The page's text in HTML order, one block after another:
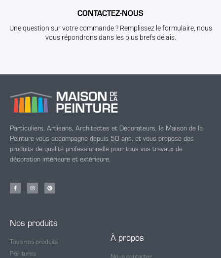
CONTACTEZ-NOUS
Une question sur votre commande ? Remplissez le formulaire, nous
vous répondrons dans les plus brefs délais.
Particuliers, Artisans, Architectes et Décorateurs, la Maison de la
Peinture vous accompagne depuis 50 ans, et vous propose des
produits de qualité professionnelle pour tous vos travaux de
décoration intérieure et extérieure.
Nos produits
Tous nos produits
Peintures
À propos
Nous contacter